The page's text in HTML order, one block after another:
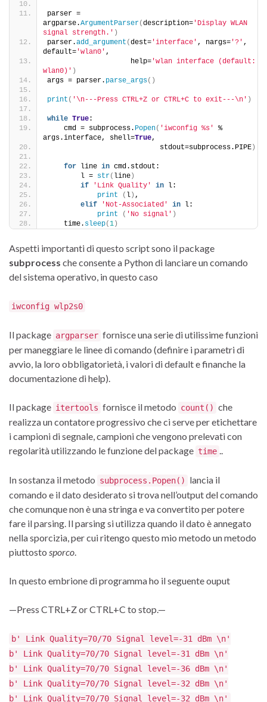
parser =
argparse.ArgumentParser(description= 'Display WLAN
signal strength.' )
parser.add_argument (dest= 'interface' , nargs= '?' ,
default= 'wlan0' ,
                    help=
'wlan interface (default:
wlan0)' )
args = parser. parse_args()
print ( '\n---Press CTRL+Z or CTRL+C to exit---\n' )
while True:
    cmd = subprocess.
Popen( 'iwconfig %s'
%
args.interface, shell=True,
                           stdout=subprocess.PIPE
)
for line in cmd.stdout:
        l =
str( line )
if
'Link Quality' in l:
print
( l ) ,
elif
'Not-Associated' in l:
print
( 'No signal' )
    time.
sleep(1 )
Aspetti importanti di questo script sono il package
subprocess che consente a Python di lanciare un comando
del sistema operativo, in questo caso
iwconfig wlp2s0
Il package argparser fornisce una serie di utilissime funzioni
per maneggiare le linee di comando (definire i parametri di
avvio, la loro obbligatorietà, i valori di default e finanche la
documentazione di help).
Il package itertools fornisce il metodo count() che
realizza un contatore progressivo che ci serve per etichettare
i campioni di segnale, campioni che vengono prelevati con
regolarità utilizzando le funzione del package time ..
In sostanza il metodo subprocess.Popen()
lancia il
comando e il dato desiderato si trova nell’output del comando
che comunque non è una stringa e va convertito per potere
fare il parsing. Il parsing si utilizza quando il dato è annegato
nella sporcizia, per cui ritengo questo mio metodo un metodo
piuttosto sporco.
In questo embrione di programma ho il seguente ouput
—Press CTRL+Z or CTRL+C to stop.—
b' Link Quality=70/70 Signal level=-31 dBm \n'
b' Link Quality=70/70 Signal level=-31 dBm \n'
b' Link Quality=70/70 Signal level=-36 dBm \n'
b' Link Quality=70/70 Signal level=-32 dBm \n'
b' Link Quality=70/70 Signal level=-32 dBm \n'